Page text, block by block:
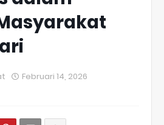
Februari 14, 2026